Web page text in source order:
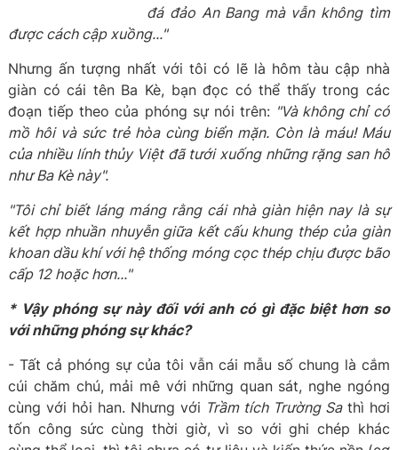
đá đảo An Bang mà vẫn không tìm
được cách cập xuồng..."
Nhưng ấn tượng nhất với tôi có lẽ là hôm tàu cập nhà
giàn có cái tên Ba Kè, bạn đọc có thể thấy trong các
đoạn tiếp theo của phóng sự nói trên: "Và không chỉ có
mồ hôi và sức trẻ hòa cùng biển mặn. Còn là máu! Máu
của nhiều lính thủy Việt đã tưới xuống những rặng san hô
như Ba Kè này".
"Tôi chỉ biết láng máng rằng cái nhà giàn hiện nay là sự
kết hợp nhuần nhuyễn giữa kết cấu khung thép của giàn
khoan dầu khí với hệ thống móng cọc thép chịu được bão
cấp 12 hoặc hơn..."
* Vậy phóng sự này đối với anh có gì đặc biệt hơn so
với những phóng sự khác?
- Tất cả phóng sự của tôi vẫn cái mẫu số chung là cắm
cúi chăm chú, mải mê với những quan sát, nghe ngóng
cùng với hỏi han. Nhưng với Trầm tích Trường Sathì hơi
tốn công sức cùng thời giờ, vì so với ghi chép khác